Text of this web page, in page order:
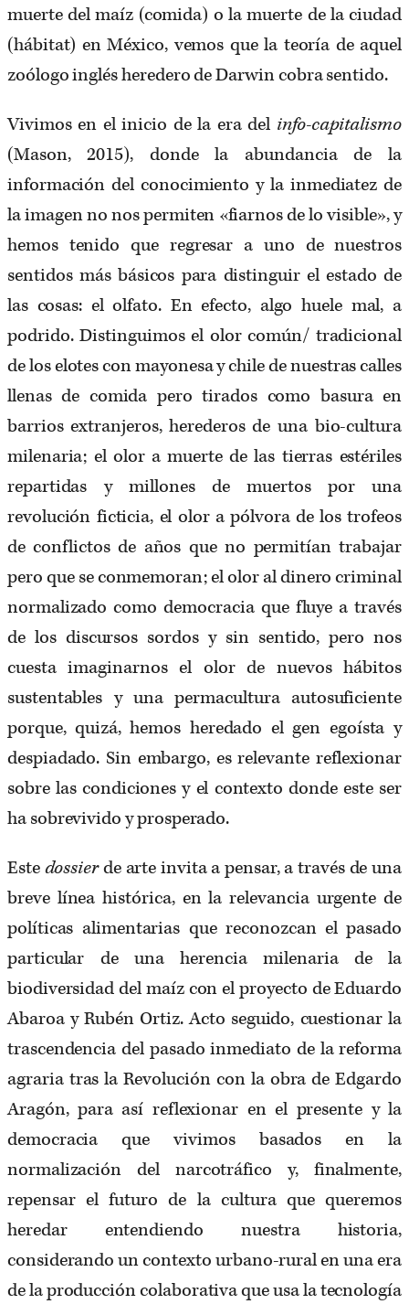
muerte del maíz (comida) o la muerte de la ciudad
(hábitat) en México, vemos que la teoría de aquel
zoólogo inglés heredero de Darwin cobra sentido.
Vivimos en el inicio de la era del info-capitalismo
(Mason, 2015), donde la abundancia de la
información del conocimiento y la inmediatez de
la imagen no nos permiten «fiarnos de lo visible», y
hemos tenido que regresar a uno de nuestros
sentidos más básicos para distinguir el estado de
las cosas: el olfato. En efecto, algo huele mal, a
podrido. Distinguimos el olor común/ tradicional
de los elotes con mayonesa y chile de nuestras calles
llenas de comida pero tirados como basura en
barrios extranjeros, herederos de una bio-cultura
milenaria; el olor a muerte de las tierras estériles
repartidas y millones de muertos por una
revolución ficticia, el olor a pólvora de los trofeos
de conflictos de años que no permitían trabajar
pero que se conmemoran; el olor al dinero criminal
normalizado como democracia que fluye a través
de los discursos sordos y sin sentido, pero nos
cuesta imaginarnos el olor de nuevos hábitos
sustentables y una permacultura autosuficiente
porque, quizá, hemos heredado el gen egoísta y
despiadado. Sin embargo, es relevante reflexionar
sobre las condiciones y el contexto donde este ser
ha sobrevivido y prosperado.
Estedossierde arte invita a pensar, a través de una
breve línea histórica, en la relevancia urgente de
políticas alimentarias que reconozcan el pasado
particular de una herencia milenaria de la
biodiversidad del maíz con el proyecto de Eduardo
Abaroa y Rubén Ortiz. Acto seguido, cuestionar la
trascendencia del pasado inmediato de la reforma
agraria tras la Revolución con la obra de Edgardo
Aragón, para así reflexionar en el presente y la
democracia que vivimos basados en la
normalización del narcotráfico y, finalmente,
repensar el futuro de la cultura que queremos
heredar entendiendo nuestra historia,
considerando un contexto urbano-rural en una era
de la producción colaborativa que usa la tecnología